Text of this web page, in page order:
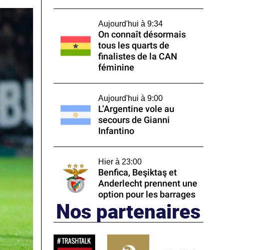
Aujourd'hui à 9:34
On connaît désormais
tous les quarts de
finalistes de la CAN
féminine
Aujourd'hui à 9:00
L’Argentine vole au
secours de Gianni
Infantino
Hier à 23:00
Benfica, Beşiktaş et
Anderlecht prennent une
option pour les barrages
Nos partenaires